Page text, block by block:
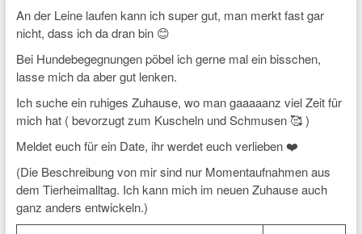
An der Leine laufen kann ich super gut, man merkt fast gar
nicht, dass ich da dran bin 😊
Bei Hundebegegnungen pöbel ich gerne mal ein bisschen,
lasse mich da aber gut lenken.
Ich suche ein ruhiges Zuhause, wo man gaaaaanz viel Zeit für
mich hat ( bevorzugt zum Kuscheln und Schmusen 🥰 )
Meldet euch für ein Date, ihr werdet euch verlieben ❤️
(Die Beschreibung von mir sind nur Momentaufnahmen aus
dem Tierheimalltag. Ich kann mich im neuen Zuhause auch
ganz anders entwickeln.)